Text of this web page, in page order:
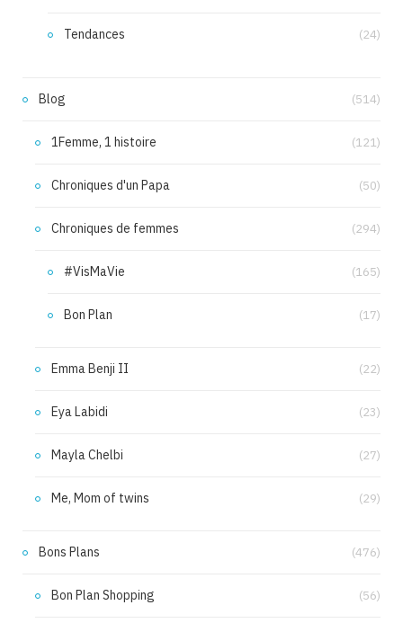
Tendances (24)
Blog (514)
1Femme, 1 histoire (121)
Chroniques d'un Papa (50)
Chroniques de femmes (294)
#VisMaVie (165)
Bon Plan (17)
Emma Benji II (22)
Eya Labidi (23)
Mayla Chelbi (27)
Me, Mom of twins (29)
Bons Plans (476)
Bon Plan Shopping (56)